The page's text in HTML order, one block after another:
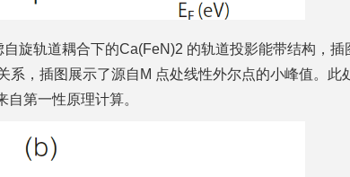
旋轨道耦合下的Ca(FeN)2 的轨道投影能带结构，插
系，插图展示了源自M 点处线性外尔点的小峰值。此
自第一性原理计算。